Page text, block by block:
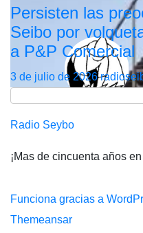
Persisten las
Seibo por
a P&P Comercial
3 de julio de 2026
Radio Seybo
¡Mas de cincuenta años
Funciona gracias a
Themeansar